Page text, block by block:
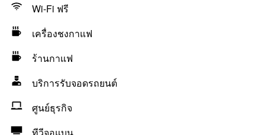
Wi-Fi ฟรี
เครื่องชงกาแฟ
ร้านกาแฟ
บริการรับจอดรถยนต์
ศูนย์ธุรกิจ